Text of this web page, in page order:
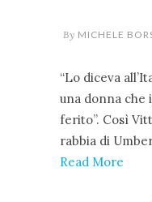
By MICHELE
“Lo diceva
una donna che
ferito”. Così
rabbia di
Read More